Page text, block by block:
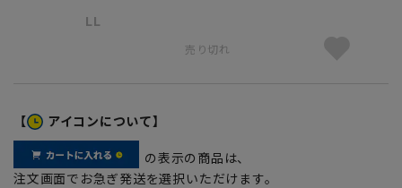
LL
売り切れ
【 アイコンについて】
の表示の商品は、
注文画面でお急ぎ発送を選択いただけます。